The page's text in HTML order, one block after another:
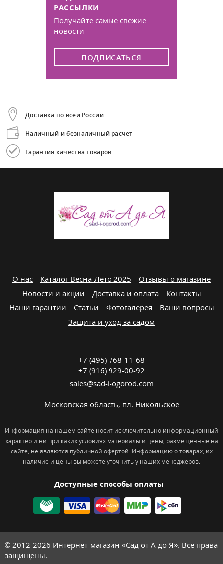
РАССЫЛКИ
Получайте самые свежие
новости
ПОДПИСАТЬСЯ
Доставка по всей России
Наличный и безналичный расчет
Гарантия качества товаров
О нас Каталог Весна-Лето 2025
Отзывы о магазине
Новости и акции
Доставка и оплата
Контакты
Наши гарантии
Статьи Фотогалерея
Ваши вопросы
Защита и уход за садом
Доступные способы оплаты
+7 (495) 768-11-68
+7 (916) 929-00-92
sales@sad-i-ogorod.com
Московская область, пл. Никольcкое
Информация на нашем сайте носит исключительно информационный
характер и ни при каких условиях материалы и цены, размещенные на
сайте, не являются публичной офертой. Информацию о товарах, их
наличие и цены вы можете уточнить у наших менеджеров.
© 2012-2026 Интернет-магазин «Сад от А до Я». Все права
защищены.